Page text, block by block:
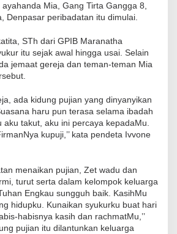
Mia, Gang Tirta Gangga 8,
Denpasar peribadatan itu dimulai.
STh dari GPIB Maranatha
itu sejak awal hingga usai. Selain
jemaat gereja dan teman-teman Mia
ada kidung pujian yang dinyanyikan
haru pun terasa selama ibadah
aku takut, aku ini percaya kepadaMu.
kupuji,’’ kata pendeta Ivvone
menaikan pujian, Zet wadu dan
turut serta dalam kelompok keluarga
Engkau sungguh baik. KasihMu
hidupku. Kunaikan syukurku buat hari
habisnya kasih dan rachmatMu,’’
pujian itu dilantunkan keluarga